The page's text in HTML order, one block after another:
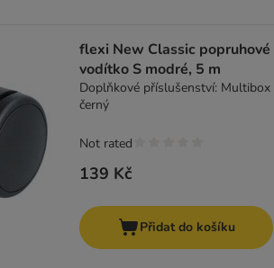
flexi New Classic popruhové
vodítko S modré, 5 m
Doplňkové příslušenství: Multibox
černý
139 Kč
Not rated
Přidat do košíku